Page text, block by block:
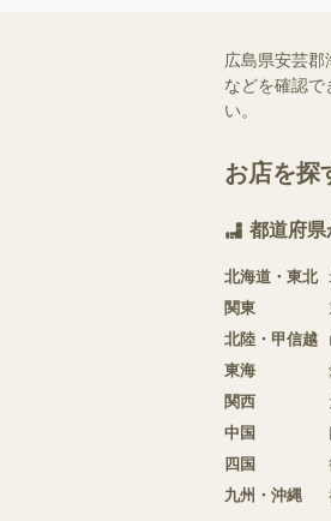
広島県安芸
などを確認
い。
お店を探
都道府県
北海道・東北
関東
北陸・甲信越
東海
関西
中国
四国
九州・沖縄